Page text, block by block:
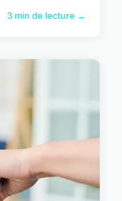
3 min de lecture →